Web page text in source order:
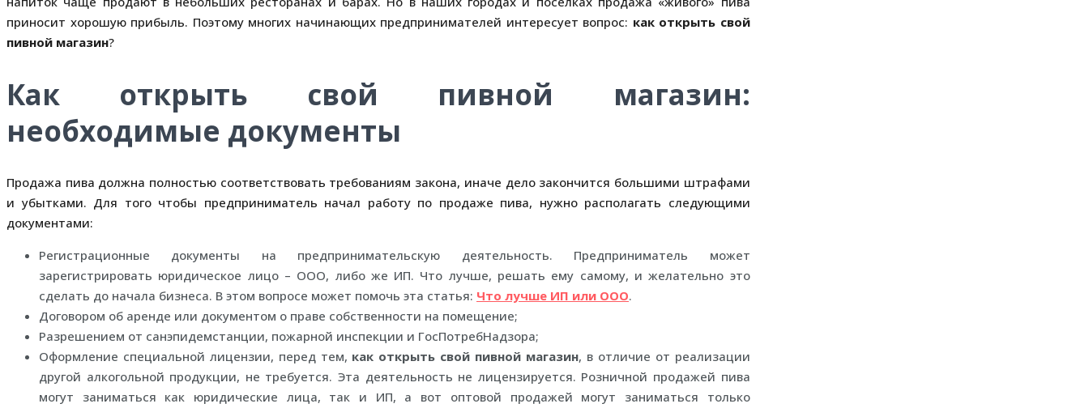
приносит хорошую прибыль. Поэтому многих начинающих предпринимателей интересует вопрос: как открыть свой
пивной магазин?
Как открыть свой пивной магазин:
необходимые документы
Продажа пива должна полностью соответствовать требованиям закона, иначе дело закончится большими штрафами
и убытками. Для того чтобы предприниматель начал работу по продаже пива, нужно располагать следующими
документами:
Регистрационные документы на предпринимательскую деятельность. Предприниматель может
зарегистрировать юридическое лицо – ООО, либо же ИП. Что лучше, решать ему самому, и желательно это
сделать до начала бизнеса. В этом вопросе может помочь эта статья: Что лучше ИП или ООО.
Договором об аренде или документом о праве собственности на помещение;
Разрешением от санэпидемстанции, пожарной инспекции и ГосПотребНадзора;
Оформление специальной лицензии, перед тем, как открыть свой пивной магазин, в отличие от реализации
другой алкогольной продукции, не требуется. Эта деятельность не лицензируется. Розничной продажей пива
могут заниматься как юридические лица, так и ИП, а вот оптовой продажей могут заниматься только